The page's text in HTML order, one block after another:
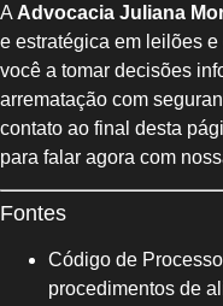
A Advocacia Juliana
e estratégica em leilões
você a tomar decisões
arrematação com
contato ao final desta
para falar agora com
Fontes
Código de
procedimentos de